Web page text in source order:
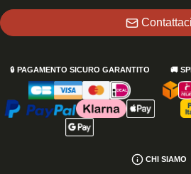
Contattaci
🔒 PAGAMENTO SICURO GARANTITO 🚚
CHI SIAMO